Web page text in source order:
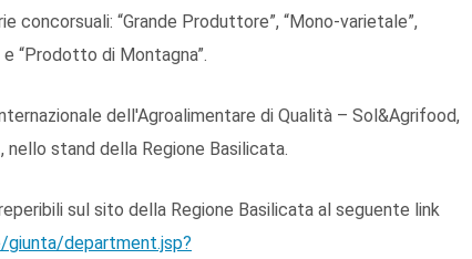
“Grande Produttore”, “Mono-varietale”,
e “Prodotto di Montagna”.
dell'Agroalimentare di Qualità – Sol&Agrifood,
nello stand della Regione Basilicata.
sul sito della Regione Basilicata al seguente link
department.jsp?